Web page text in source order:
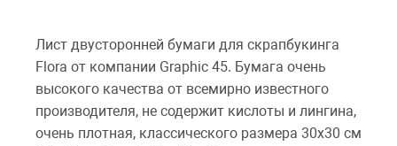
Лист двусторонней бумаги для скрапбукинга
Flora от компании Graphic 45. Бумага очень
высокого качества от всемирно известного
производителя, не содержит кислоты и лингина,
очень плотная, классического размера 30х30 см